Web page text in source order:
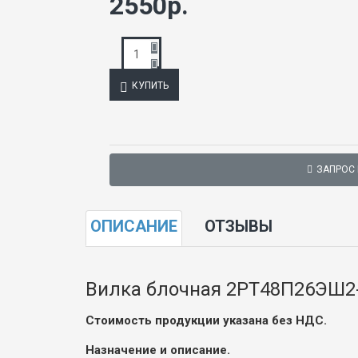
КУПИТЬ
ОПИСАНИЕ ОТЗЫВЫ
Вилка блочная
Стоимость продукции указана без НДС.
Назначение и описание.